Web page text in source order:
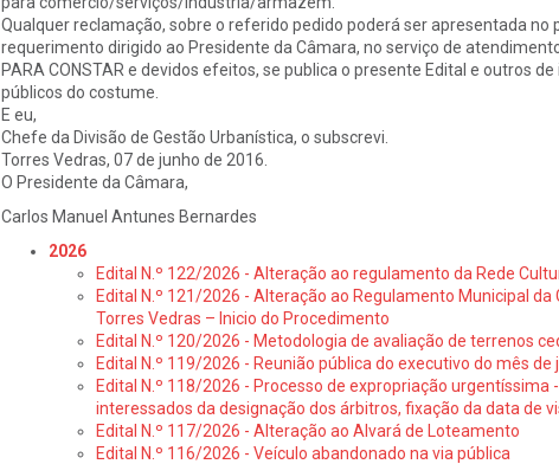
Qualquer reclamação, sobre o referido pedido poderá ser apresentada no
requerimento dirigido ao Presidente da Câmara, no serviço de
PARA CONSTAR e devidos efeitos, se publica o presente Edital e outros
públicos do costume.
E eu,
Chefe da Divisão de Gestão Urbanística, o subscrevi.
Torres Vedras, 07 de junho de 2016.
O Presidente da Câmara,
Carlos Manuel Antunes Bernardes
2026
Edital N.º 122/2026 - Alteração ao regulamento da Rede
Edital N.º 121/2026 - Alteração ao Regulamento Municipal
Torres Vedras – Inicio do Procedimento
Edital N.º 120/2026 - Metodologia de avaliação de terrenos
Edital N.º 119/2026 - Reunião pública do executivo do mês de
Edital N.º 118/2026 - Processo de expropriação urgentíssima
interessados da designação dos árbitros, fixação da data de
Edital N.º 117/2026 - Alteração ao Alvará de Loteamento
Edital N.º 116/2026 - Veículo abandonado na via pública